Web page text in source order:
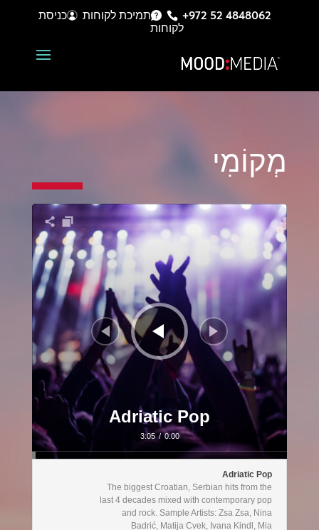
+972 52 4848062 תמיכת לקוחות
כניסת
לקוחות
מְקוֹמִי
נגן
אודיו
Adriatic Pop
0:00
/
3:05
Adriatic Pop
The biggest Croatian, Serbian hits from the
last 4 decades mixed with contemporary pop
and rock. Sample Artists: Zsa Zsa, Nina
Badrić, Matija Cvek, Ivana Kindl, Mia